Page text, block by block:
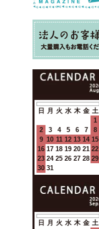
日 月 火 水 木 金 土
1
2
3 4 5 6 7
8
9 10 11 12 13 14 15
16 17 18 19 20 21 22
23 24 25 26 27 28 29
30 31
日 月 火 水 木 金 土